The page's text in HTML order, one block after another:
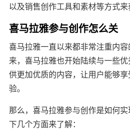
以及销售创作工具和素材等方式来
喜马拉雅参与创作怎么关
喜马拉雅一直以来都非常注重内
来，喜马拉雅也开始陆续与一些
供更加优质的内容，让用户能够
验。
那么，喜马拉雅参与创作是如何
下几个方面来了解：